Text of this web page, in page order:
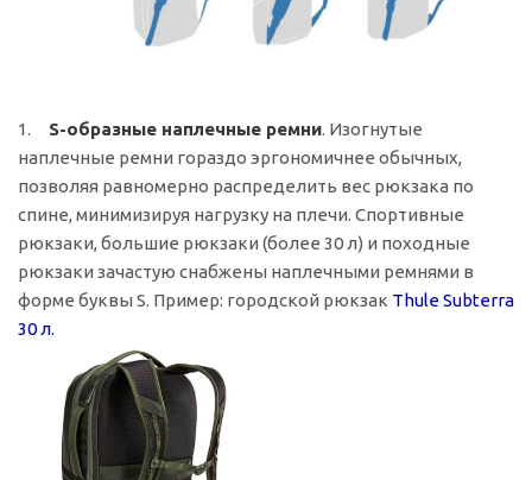
1. S-образные наплечные ремни. Изогнутые
наплечные ремни гораздо эргономичнее обычных,
позволяя равномерно распределить вес рюкзака по
спине, минимизируя нагрузку на плечи. Спортивные
рюкзаки, большие рюкзаки (более 30 л) и походные
рюкзаки зачастую снабжены наплечными ремнями в
форме буквы S. Пример: городской рюкзак Thule Subterra
30л.